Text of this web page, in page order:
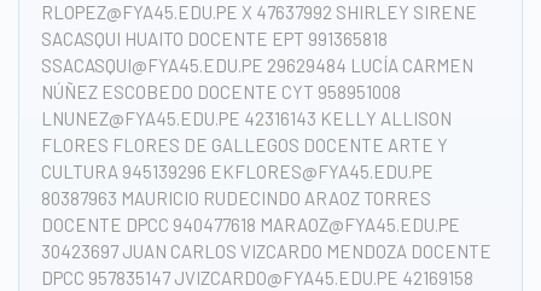
RLOPEZ@FYA45.EDU.PE X 47637992 SHIRLEY SIRENE
SACASQUI HUAITO DOCENTE EPT 991365818
SSACASQUI@FYA45.EDU.PE 29629484 LUCÍA CARMEN
NÚÑEZ ESCOBEDO DOCENTE CYT 958951008
LNUNEZ@FYA45.EDU.PE 42316143 KELLY ALLISON
FLORES FLORES DE GALLEGOS DOCENTE ARTE Y
CULTURA 945139296 EKFLORES@FYA45.EDU.PE
80387963 MAURICIO RUDECINDO ARAOZ TORRES
DOCENTE DPCC 940477618 MARAOZ@FYA45.EDU.PE
30423697 JUAN CARLOS VIZCARDO MENDOZA DOCENTE
DPCC 957835147 JVIZCARDO@FYA45.EDU.PE 42169158